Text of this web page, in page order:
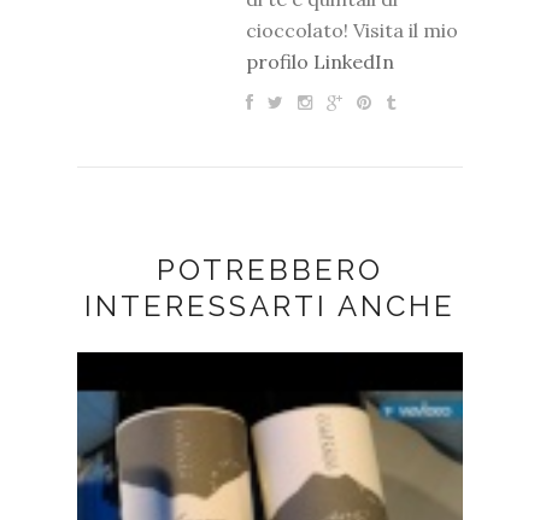
cioccolato! Visita il mio
profilo LinkedIn
POTREBBERO
INTERESSARTI ANCHE